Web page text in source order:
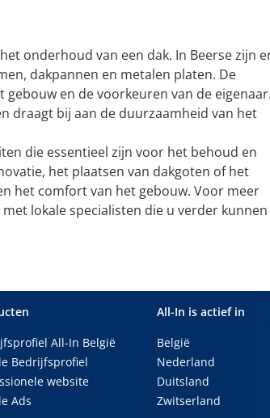
onderhoud van een dak. In Beerse zijn
dakpannen en metalen platen. De
en de voorkeuren van de eigenaar.
draagt bij aan de duurzaamheid van het
die essentieel zijn voor het behoud en
het plaatsen van dakgoten of het
het comfort van het gebouw. Voor meer
lokale specialisten die u verder kunnen
All-In België
Bedrijfsprofiel
website
Ads
All-In is actief in
België
Nederland
Duitsland
Zwitserland